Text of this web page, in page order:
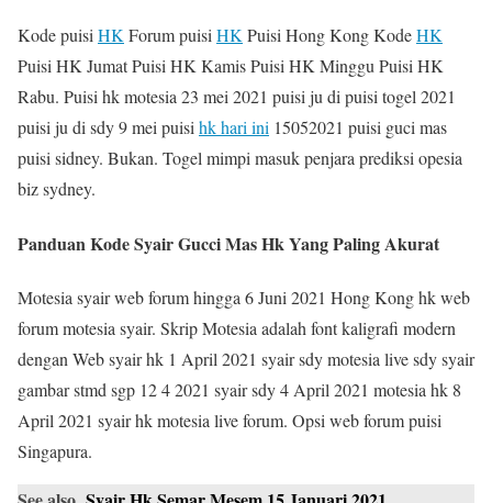
Kode puisiHKForum puisiHKPuisi Hong Kong KodeHK
Puisi HK Jumat Puisi HK Kamis Puisi HK Minggu Puisi HK
Rabu. Puisi hk motesia 23 mei 2021 puisi ju di puisi togel 2021
puisi ju di sdy 9 mei puisihk hari ini 15052021 puisi guci mas
puisi sidney. Bukan. Togel mimpi masuk penjara prediksi opesia
biz sydney.
Panduan Kode Syair Gucci Mas Hk Yang Paling Akurat
Motesia syair web forum hingga 6 Juni 2021 Hong Kong hk web
forum motesia syair. Skrip Motesia adalah font kaligrafi modern
dengan Web syair hk 1 April 2021 syair sdy motesia live sdy syair
gambar stmd sgp 12 4 2021 syair sdy 4 April 2021 motesia hk 8
April 2021 syair hk motesia live forum. Opsi web forum puisi
Singapura.